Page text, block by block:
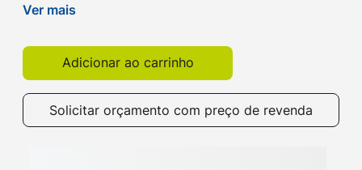
Ver mais
Adicionar ao carrinho
Solicitar orçamento com preço de revenda